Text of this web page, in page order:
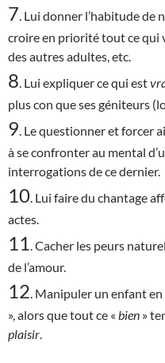
7 . Lui donner l’habitude de
croire en priorité tout ce qui
des autres adultes, etc.
8 . Lui expliquer ce qui est
plus con que ses géniteurs
9 . Le questionner et forcer
à se confronter au mental
interrogations de ce dernier.
10 . Lui faire du chantage
actes.
11 . Cacher les peurs
de l’amour.
12 . Manipuler un enfant
», alors que tout ce « bien »
plaisir